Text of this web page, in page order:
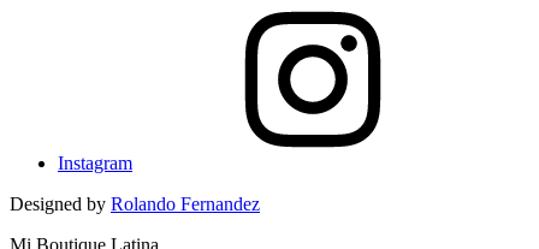
Instagram
Designed by Rolando Fernandez
Mi Boutique Latina